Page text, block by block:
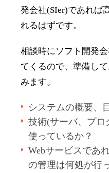
発会社(SIer)であれば
れるはずです。
相談時にソフト開発
てくるので、準備し
みます。
システムの概要、
技術(サーバ、プロ
使っているか？
Webサービスであ
の管理は何処が行